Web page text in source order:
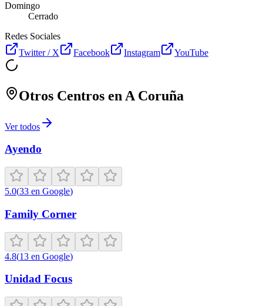
Domingo
Cerrado
Redes Sociales
Twitter / X
Facebook Instagram YouTube
Otros Centros en A Coruña
Ver todos
Ayendo
5.0(33 en Google)
Family Corner
4.8(13 en Google)
Unidad Focus